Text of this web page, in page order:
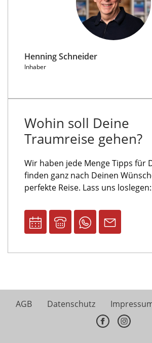
Henning Schneider
Inhaber
Wohin soll Deine
Traumreise gehen?
Wir haben jede Menge Tipps für
finden ganz nach Deinen
perfekte Reise. Lass uns loslegen:
AGB Datenschutz